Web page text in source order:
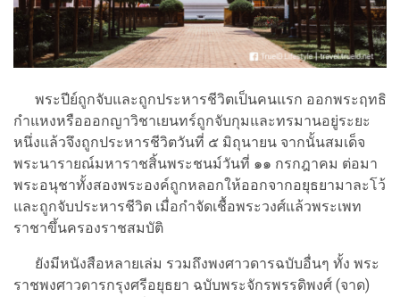
พระปีย์ถูกจับและถูกประหารชีวิตเป็นคนแรก ออกพระฤทธิ
กำแหงหรือออกญาวิชาเยนทร์ถูกจับกุมและทรมานอยู่ระยะ
หนึ่งแล้วจึงถูกประหารชีวิตวันที่ ๕ มิถุนายน จากนั้นสมเด็จ
พระนารายณ์มหาราชสิ้นพระชนม์วันที่ ๑๑ กรกฎาคม ต่อมา
พระอนุชาทั้งสองพระองค์ถูกหลอกให้ออกจากอยุธยามาละโว้
และถูกจับประหารชีวิต เมื่อกำจัดเชื้อพระวงศ์แล้วพระเพท
ราชาขึ้นครองราชสมบัติ
ยังมีหนังสือหลายเล่ม รวมถึงพงศาวดารฉบับอื่นๆ ทั้ง พระ
ราชพงศาวดารกรุงศรีอยุธยา ฉบับพระจักรพรรดิพงศ์ (จาด)